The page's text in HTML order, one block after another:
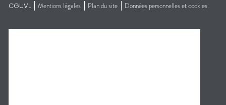
CGUVL Mentions légales Plan du site Données personnelles et cookies